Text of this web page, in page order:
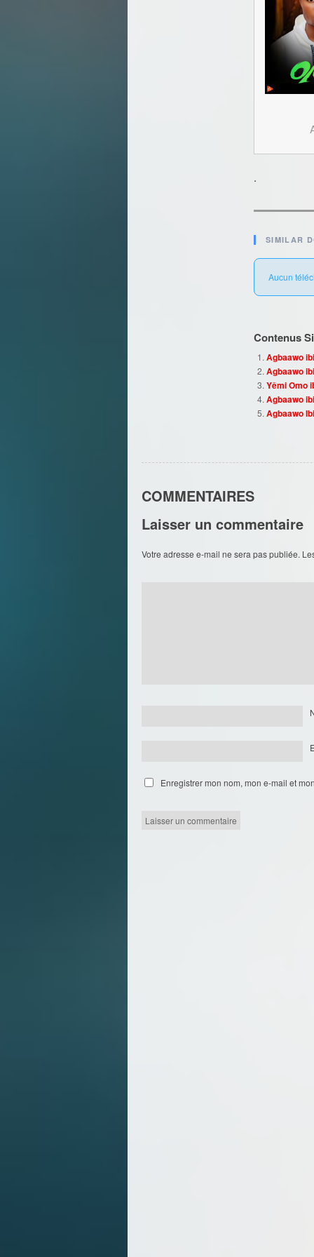
.
SIMILAR
Aucun
Contenus
Agbaawo
Agbaawo
Yêmi Omo
Agbaawo
Agbaawo
COMMENTAIRES
Laisser un commentaire
Votre adresse e-mail ne sera pas publiée.
Enregistrer mon nom, mon e-mail et